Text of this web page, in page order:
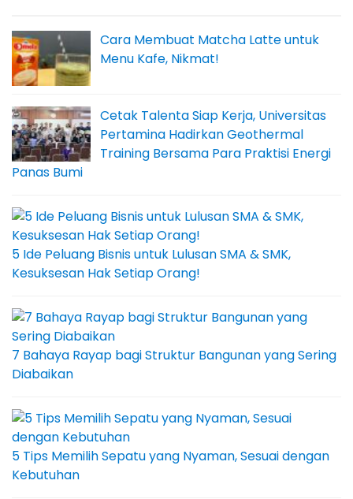
Cara Membuat Matcha Latte untuk
Menu Kafe, Nikmat!
Cetak Talenta Siap Kerja, Universitas
Pertamina Hadirkan Geothermal
Training Bersama Para Praktisi Energi
Panas Bumi
5 Ide Peluang Bisnis untuk Lulusan SMA & SMK,
Kesuksesan Hak Setiap Orang!
7 Bahaya Rayap bagi Struktur Bangunan yang Sering
Diabaikan
5 Tips Memilih Sepatu yang Nyaman, Sesuai dengan
Kebutuhan